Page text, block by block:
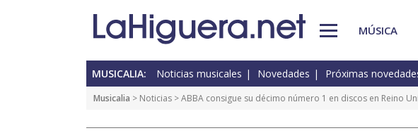
MÚSICA
MUSICALIA: Noticias musicales Novedades Próximas
Musicalia > Noticias > ABBA consigue su décimo número 1 en discos en Reino